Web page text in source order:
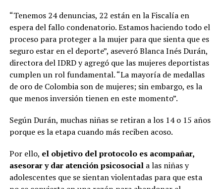
“Tenemos 24 denuncias, 22 están en la Fiscalía en
espera del fallo condenatorio. Estamos haciendo todo el
proceso para proteger a la mujer para que sienta que es
seguro estar en el deporte”, aseveró Blanca Inés Durán,
directora del IDRD y agregó que las mujeres deportistas
cumplen un rol fundamental. “La mayoría de medallas
de oro de Colombia son de mujeres; sin embargo, es la
que menos inversión tienen en este momento”.
Según Durán, muchas niñas se retiran a los 14 o 15 años
porque es la etapa cuando más reciben acoso.
Por ello, el objetivo del protocolo es acompañar,
asesorar y dar atención psicosociala las niñas y
adolescentes que se sientan violentadas para que esta